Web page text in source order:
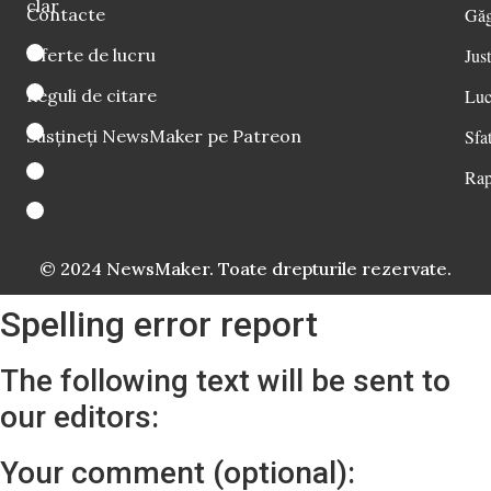
clar
Contacte
Oferte de lucru
Reguli de citare
Susțineți NewsMaker pe Patreon
© 2024 NewsMaker. Toate drepturile rezervate.
Spelling error report
The following text will be sent to
our editors:
Your comment (optional):